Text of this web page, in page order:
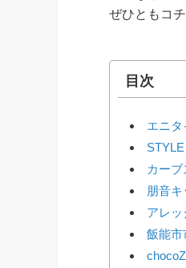
ぜひともコ
目次
エニ
STYLE
カーブ
朋音
アレ
飯能市